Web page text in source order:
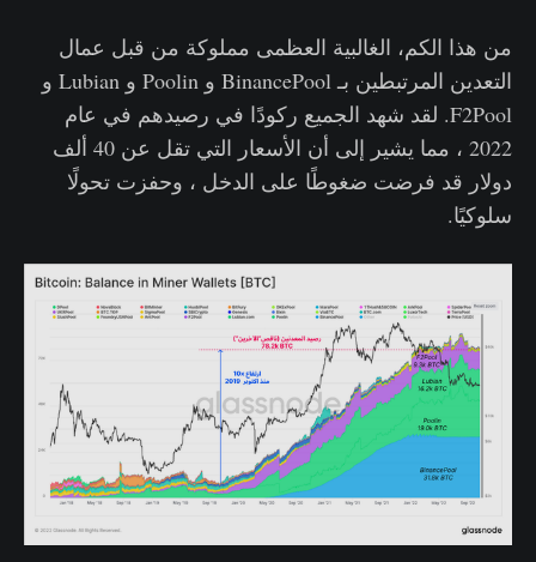
من هذا الكم، الغالبية العظمى مملوكة من قبل عمال
التعدين المرتبطين بـ BinancePool و Poolin و Lubian و
F2Pool. لقد شهد الجميع ركودًا في رصيدهم في عام
2022 ، مما يشير إلى أن الأسعار التي تقل عن 40 ألف
دولار قد فرضت ضغوطًا على الدخل ، وحفزت تحولًا
سلوكيًا.